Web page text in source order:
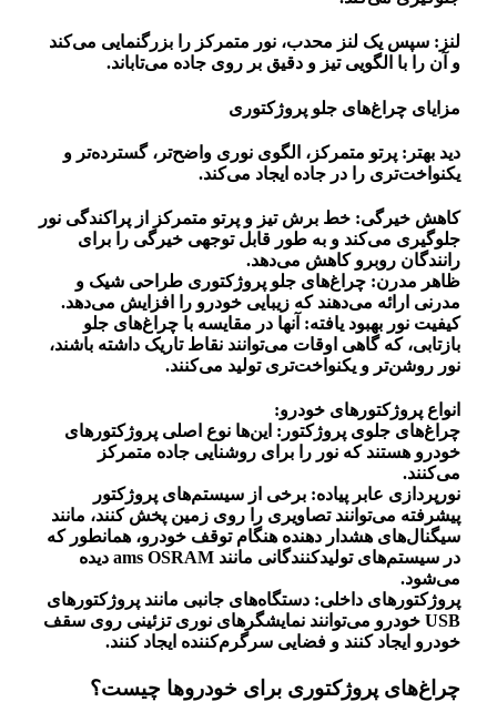
لنز: سپس یک لنز محدب، نور متمرکز را بزرگنمایی می‌کند
و آن را با الگویی تیز و دقیق بر روی جاده می‌تاباند.
مزایای چراغ‌های جلو پروژکتوری
دید بهتر: پرتو متمرکز، الگوی نوری واضح‌تر، گسترده‌تر و
یکنواخت‌تری را در جاده ایجاد می‌کند.
کاهش خیرگی: خط برش تیز و پرتو متمرکز از پراکندگی نور
جلوگیری می‌کند و به طور قابل توجهی خیرگی را برای
رانندگان روبرو کاهش می‌دهد.
ظاهر مدرن: چراغ‌های جلو پروژکتوری طراحی شیک و
مدرنی ارائه می‌دهند که زیبایی خودرو را افزایش می‌دهد.
کیفیت نور بهبود یافته: آنها در مقایسه با چراغ‌های جلو
بازتابی، که گاهی اوقات می‌توانند نقاط تاریک داشته باشند،
نور روشن‌تر و یکنواخت‌تری تولید می‌کنند.
انواع پروژکتورهای خودرو:
چراغ‌های جلوی پروژکتور: این‌ها نوع اصلی پروژکتورهای
خودرو هستند که نور را برای روشنایی جاده متمرکز
می‌کنند.
نورپردازی عابر پیاده: برخی از سیستم‌های پروژکتور
پیشرفته می‌توانند تصاویری را روی زمین پخش کنند، مانند
سیگنال‌های هشدار دهنده هنگام توقف خودرو، همانطور که
در سیستم‌های تولیدکنندگانی مانند ams OSRAM دیده
می‌شود.
پروژکتورهای داخلی: دستگاه‌های جانبی مانند پروژکتورهای
USB خودرو می‌توانند نمایشگرهای نوری تزئینی روی سقف
خودرو ایجاد کنند و فضایی سرگرم‌کننده ایجاد کنند.
چراغ‌های پروژکتوری برای خودروها چیست؟